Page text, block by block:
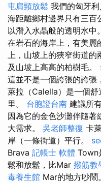
屯肩頸放鬆 我們的匈牙
海距離鄉村邊界只有三百
以潛入水晶般的透明水中
在岩石的海岸上，有美麗
上，山坡上的狹窄街道
及山坡上高高的柏樹毛。
這並不是一個誇張的誇張
萊拉（Calella）是一個
里。 台胞證台南 建議所
因為它的金色沙灘伴隨著
大需求。 吳老師整復 卡
岸（一條街道）平行。
Brava 記帳士 軟體 Town
鬆和放鬆，比Mar 撥筋教
毒養生館 Mar的地方吵鬧